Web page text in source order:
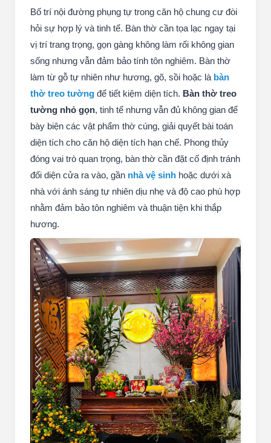
Bố trí nội đường phụng tự trong căn hộ chung cư đòi
hỏi sự hợp lý và tinh tế. Bàn thờ cần tọa lạc ngay tại
vị trí trang trọng, gọn gàng không làm rối không gian
sống nhưng vẫn đảm bảo tính tôn nghiêm. Bàn thờ
làm từ gỗ tự nhiên như hương, gõ, sồi hoặc là bàn
thờ treo tường để tiết kiệm diện tích. Bàn thờ treo
tường nhỏ gọn, tinh tế nhưng vẫn đủ không gian để
bày biện các vật phẩm thờ cúng, giải quyết bài toán
diện tích cho căn hộ diện tích hạn chế. Phong thủy
đóng vai trò quan trọng, bàn thờ cần đặt cố định tránh
đối diện cửa ra vào, gần nhà vệ sinh hoặc dưới xà
nhà với ánh sáng tự nhiên dịu nhẹ và độ cao phù hợp
nhằm đảm bảo tôn nghiêm và thuận tiện khi thắp
hương.